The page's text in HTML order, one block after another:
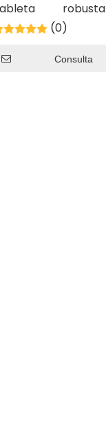
(0)
Consulta